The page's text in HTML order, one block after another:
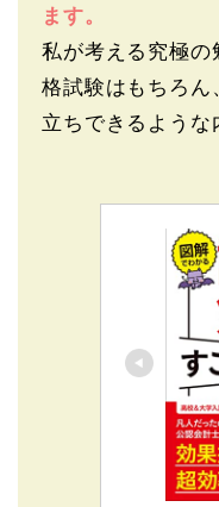
ます。
私が考える究極の
格試験はもちろん
立ちできるような